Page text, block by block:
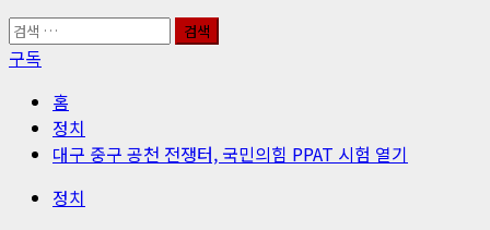
검
색:
구독
홈
정치
대구 중구 공천 전쟁터, 국민의힘 PPAT 시험 열기
정치